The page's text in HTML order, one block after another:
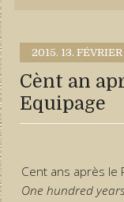
2015. 13. FÉVRIER
Cènt an
Equipage
Cent ans après le
One hundred